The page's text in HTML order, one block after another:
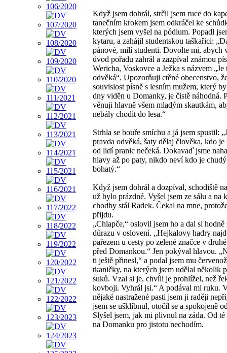
Když jsem dohrál, strčil jsem ruce do
tanečním krokem jsem odkráčel ke
kterých jsem vyšel na pódium. Popadl
kytaru, a zahájil studentskou taškařici:
pánové, milí studenti. Dovolte mi, abych
úvod pořadu zahrál a zazpíval známou
Wericha, Voskovce a Ježka s názvem „Je
odvěká“. Upozorňuji ctěné obecenstvo,
souvislost písně s lesním mužem, který
dny viděn u Domanky, je čistě náhodná.
věnuji hlavně všem mladým skautkám,
nebály chodit do lesa.“
Strhla se bouře smíchu a já jsem spustil:
pravda odvěká, šaty dělaj člověka, kdo je
od lidí pranic nečeká. Dokavaď jsme
hlavy až po paty, nikdo neví kdo je
bohatý.“
Když jsem dohrál a dozpíval, schodiště
už bylo prázdné. Vyšel jsem ze sálu a na
chodby stál Radek. Čekal na mne,
přijdu.
„Chlapče,“ oslovil jsem ho a dal si hodně
důrazu v oslovení. „Hejkalovy hadry
pařezem u cesty po zelené značce v
před Domankou.“ Jen pokýval hlavou.
ti ještě přinesl,“ a podal jsem mu
tkaničky, na kterých jsem udělal několik
suků. Vzal si je, chvíli je prohlížel, než
kovboji. Vyhrál jsi.“ A podával mi ruku.
nějaké nastražené pasti jsem ji raději
jsem se ušklíbnul, otočil se a spokojeně
Slyšel jsem, jak mi plivnul na záda. Od
na Domanku pro jistotu nechodím.